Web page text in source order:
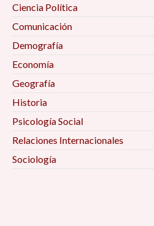
Ciencia Política
Comunicación
Demografía
Economía
Geografía
Historia
Psicología Social
Relaciones Internacionales
Sociología